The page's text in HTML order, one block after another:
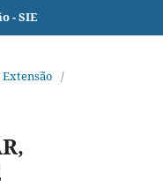
- SIE
/